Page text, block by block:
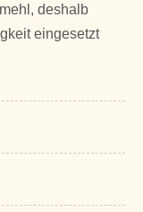
deshalb
eingesetzt